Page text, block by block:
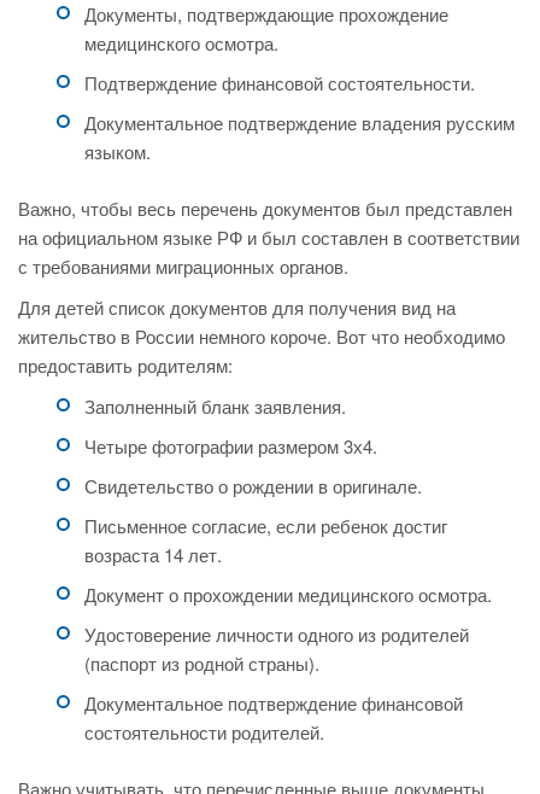
Документы, подтверждающие прохождение
медицинского осмотра.
Подтверждение финансовой состоятельности.
Документальное подтверждение владения русским
языком.
Важно, чтобы весь перечень документов был представлен
на официальном языке РФ и был составлен в соответствии
с требованиями миграционных органов.
Для детей список документов для получения вид на
жительство в России немного короче. Вот что необходимо
предоставить родителям:
Заполненный бланк заявления.
Четыре фотографии размером 3х4.
Свидетельство о рождении в оригинале.
Письменное согласие, если ребенок достиг
возраста 14 лет.
Документ о прохождении медицинского осмотра.
Удостоверение личности одного из родителей
(паспорт из родной страны).
Документальное подтверждение финансовой
состоятельности родителей.
Важно учитывать, что перечисленные выше документы